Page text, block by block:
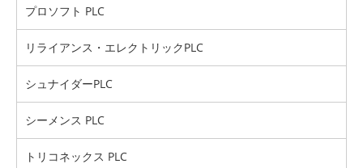
プロソフト PLC
リライアンス・エレクトリックPLC
シュナイダーPLC
シーメンス PLC
トリコネックス PLC